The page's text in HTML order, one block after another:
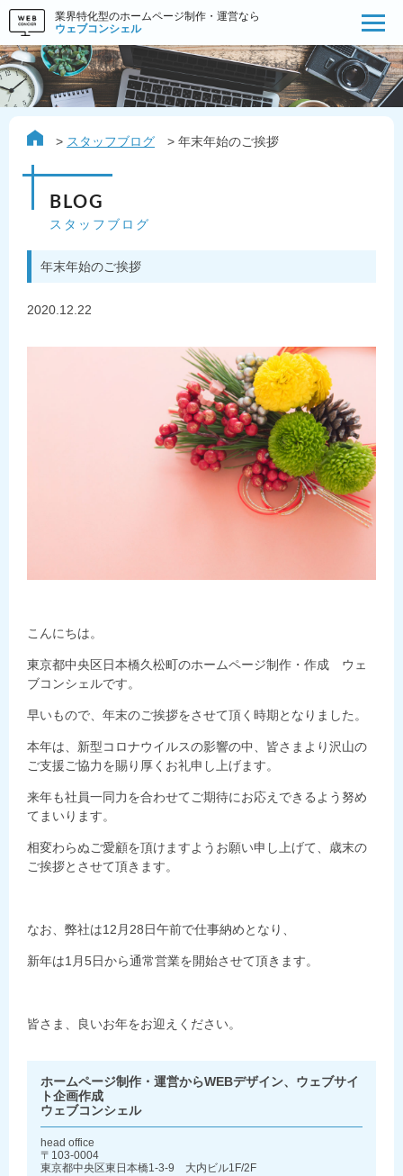
業界特化型のホームページ制作・運営なら
ウェブコンシェル
スタッフブログ 年末年始のご挨拶
BLOG
スタッフブログ
年末年始のご挨拶
2020.12.22
こんにちは。
東京都中央区日本橋久松町のホームページ制作・作成 ウェ
ブコンシェルです。
早いもので、年末のご挨拶をさせて頂く時期となりました。
本年は、新型コロナウイルスの影響の中、皆さまより沢山の
ご支援ご協力を賜り厚くお礼申し上げます。
来年も社員一同力を合わせてご期待にお応えできるよう努め
てまいります。
相変わらぬご愛顧を頂けますようお願い申し上げて、歳末の
ご挨拶とさせて頂きます。
なお、弊社は12月28日午前で仕事納めとなり、
新年は1月5日から通常営業を開始させて頂きます。
皆さま、良いお年をお迎えください。
ホームページ制作・運営からWEBデザイン、ウェブサイ
ト企画作成
ウェブコンシェル
head office
〒103-0004
東京都中央区東日本橋1-3-9 大内ビル1F/2F